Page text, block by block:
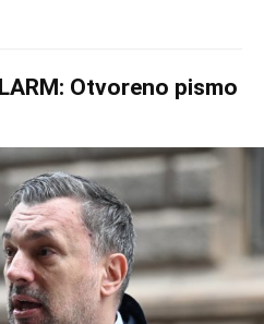
Otvoreno pismo